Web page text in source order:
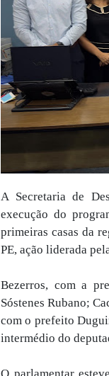
A Secretaria de
execução do
primeiras casas da
PE, ação liderada
Bezerros, com a
Sóstenes Rubano;
com o prefeito
intermédio do
O parlamentar